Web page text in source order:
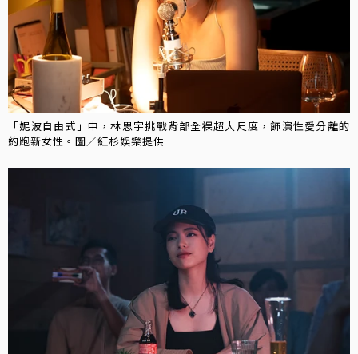
「妮波自由式」中，林思宇挑戰背部全裸超大尺度，飾演性愛分離的
約跑新女性。圖／紅杉娛樂提供